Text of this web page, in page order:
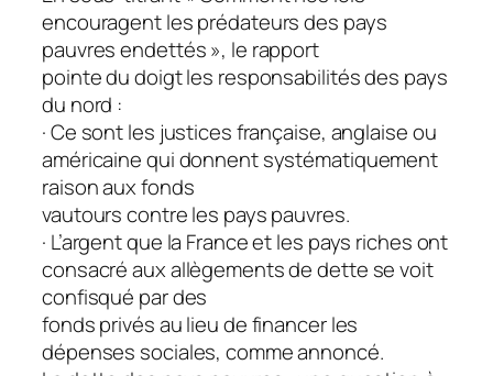
encouragent les prédateurs des pays
pauvres endettés », le rapport
pointe du doigt les responsabilités des pays
du nord :
· Ce sont les justices française, anglaise ou
américaine qui donnent systématiquement
raison aux fonds
vautours contre les pays pauvres.
· L’argent que la France et les pays riches ont
consacré aux allègements de dette se voit
confisqué par des
fonds privés au lieu de financer les
dépenses sociales, comme annoncé.